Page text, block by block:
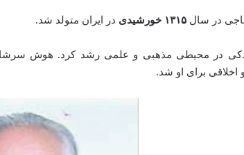
در سال ۱۳۱۵ خورشیدی در ایران متولد شد.
در محیطی مذهبی و علمی رشد کرد. هوش سرشار،
برای او شد.